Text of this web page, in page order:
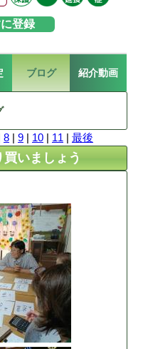
登録
ブログ 紹介動画
8 | 9 | 10 | 11 | 最後
いましょう